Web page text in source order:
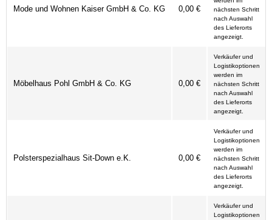
Mode und Wohnen Kaiser GmbH & Co. KG 0,00 €
nächsten Schritt
nach Auswahl
des Lieferorts
angezeigt.
Möbelhaus Pohl GmbH & Co. KG 0,00 €
Verkäufer und
Logistikoptionen
werden im
nächsten Schritt
nach Auswahl
des Lieferorts
angezeigt.
Polsterspezialhaus Sit-Down e.K. 0,00 €
Verkäufer und
Logistikoptionen
werden im
nächsten Schritt
nach Auswahl
des Lieferorts
angezeigt.
Verkäufer und
Logistikoptionen